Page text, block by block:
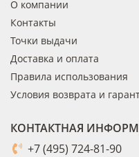
О компании
Контакты
Точки выдачи
Доставка и оплата
Правила использования
Условия возврата и
КОНТАКТНАЯ
+7 (495) 724-81-90